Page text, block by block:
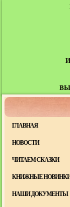
ГЛАВНАЯ
НОВОСТИ
ЧИТАЕМ СКАЗКИ
КНИЖНЫЕ
НАШИ ДОКУМЕНТЫ